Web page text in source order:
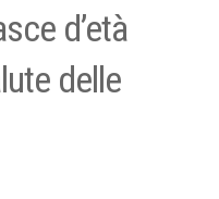
d’età
delle